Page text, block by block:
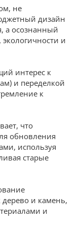
не
дизайн
а осознанный
и
интерес к
и переделкой
к
что
обновления
используя
старые
дерево и камень,
и